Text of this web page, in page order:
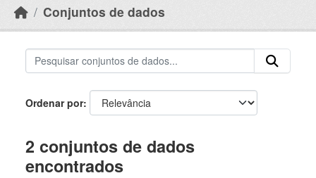
Conjuntos de dados
Ordenar por
2 conjuntos de dados
encontrados